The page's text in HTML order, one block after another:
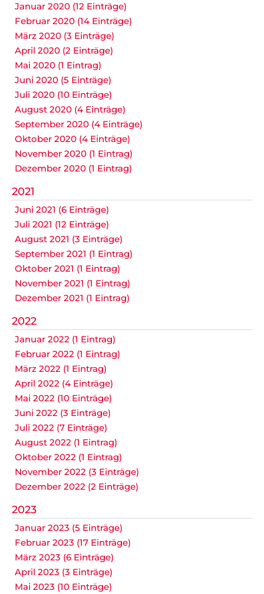
Januar 2020 (12 Einträge)
Februar 2020 (14 Einträge)
März 2020 (3 Einträge)
April 2020 (2 Einträge)
Mai 2020 (1 Eintrag)
Juni 2020 (5 Einträge)
Juli 2020 (10 Einträge)
August 2020 (4 Einträge)
September 2020 (4 Einträge)
Oktober 2020 (4 Einträge)
November 2020 (1 Eintrag)
Dezember 2020 (1 Eintrag)
2021
Juni 2021 (6 Einträge)
Juli 2021 (12 Einträge)
August 2021 (3 Einträge)
September 2021 (1 Eintrag)
Oktober 2021 (1 Eintrag)
November 2021 (1 Eintrag)
Dezember 2021 (1 Eintrag)
2022
Januar 2022 (1 Eintrag)
Februar 2022 (1 Eintrag)
März 2022 (1 Eintrag)
April 2022 (4 Einträge)
Mai 2022 (10 Einträge)
Juni 2022 (3 Einträge)
Juli 2022 (7 Einträge)
August 2022 (1 Eintrag)
Oktober 2022 (1 Eintrag)
November 2022 (3 Einträge)
Dezember 2022 (2 Einträge)
2023
Januar 2023 (5 Einträge)
Februar 2023 (17 Einträge)
März 2023 (6 Einträge)
April 2023 (3 Einträge)
Mai 2023 (10 Einträge)